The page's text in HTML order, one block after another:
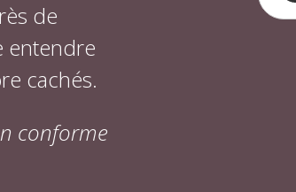
de
entendre
cachés.
conforme